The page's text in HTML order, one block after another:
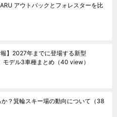
アウトバックとフォレスターを比
報】2027年までに登場する新型
モデル3車種まとめ （40 view）
？箕輪スキー場の動向について （38